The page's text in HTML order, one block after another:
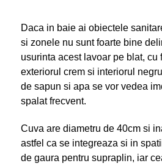
Daca in baie ai obiectele
si zonele nu sunt foarte bine
usurinta acest lavoar pe blat, cu
exteriorul crem si interiorul
de sapun si apa se vor vedea
spalat frecvent.
Cuva are diametru de 40cm si
astfel ca se integreaza si in
de gaura pentru supraplin, iar